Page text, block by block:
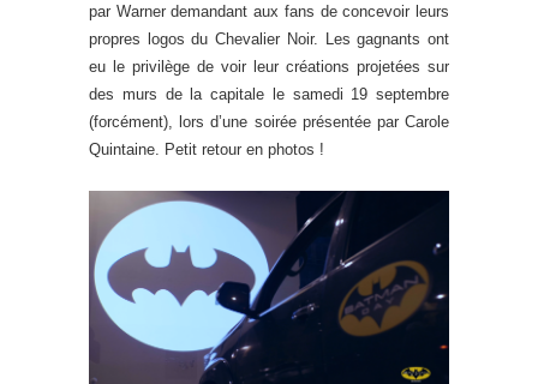
par Warner demandant aux fans de concevoir leurs
propres logos du Chevalier Noir. Les gagnants ont
eu le privilège de voir leur créations projetées sur
des murs de la capitale le samedi 19 septembre
(forcément), lors d’une soirée présentée par Carole
Quintaine. Petit retour en photos !